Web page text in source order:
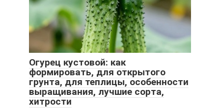
Огурец кустовой: как
формировать, для открытого
грунта, для теплицы, особенности
выращивания, лучшие сорта,
хитрости